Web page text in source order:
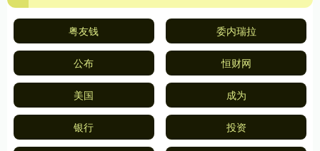
粤友钱 委内瑞拉
公布 恒财网
美国 成为
银行 投资